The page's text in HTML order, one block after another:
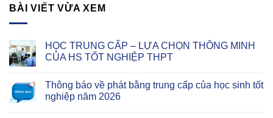
BÀI VIẾT VỪA XEM
HỌC TRUNG CẤP – LỰA CHỌN THÔNG MINH
CỦA HS TỐT NGHIỆP THPT
Thông báo về phát bằng trung cấp của học sinh tốt
nghiệp năm 2026